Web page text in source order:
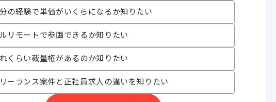
15日
です。
SDK、セキュリティ等
場です。
の経験で単価がいくらになるか知りたい
リモートで参画できるか知りたい
くらい裁量権があるのか知りたい
ーランス案件と正社員求人の違いを知りたい